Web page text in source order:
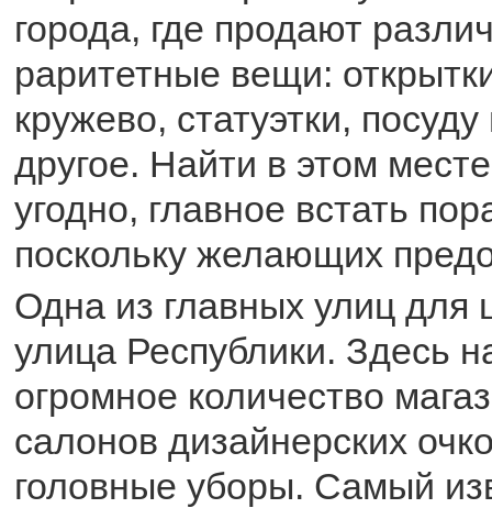
города, где продают
раритетные вещи:
кружево, статуэтки,
другое. Найти в этом
угодно, главное встать
поскольку желающих
Одна из главных улиц для
улица Республики. Здесь
огромное количество
салонов дизайнерских
головные уборы. Самый